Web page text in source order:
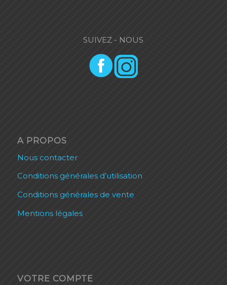
SUIVEZ - NOUS
A PROPOS
Nous contacter
Conditions générales d’utilisation
Conditions générales de vente
Mentions légales
VOTRE COMPTE